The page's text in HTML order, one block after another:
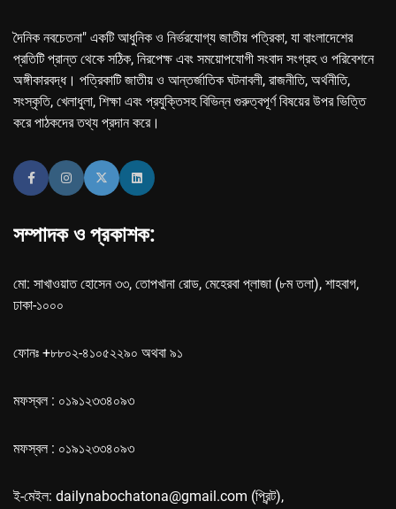
দৈনিক নবচেতনা" একটি আধুনিক ও নির্ভরযোগ্য জাতীয় পত্রিকা, যা বাংলাদেশের
প্রতিটি প্রান্ত থেকে সঠিক, নিরপেক্ষ এবং সময়োপযোগী সংবাদ সংগ্রহ ও পরিবেশনে
অঙ্গীকারবদ্ধ। পত্রিকাটি জাতীয় ও আন্তর্জাতিক ঘটনাবলী, রাজনীতি, অর্থনীতি,
সংস্কৃতি, খেলাধুলা, শিক্ষা এবং প্রযুক্তিসহ বিভিন্ন গুরুত্বপূর্ণ বিষয়ের উপর ভিত্তি
করে পাঠকদের তথ্য প্রদান করে।
সম্পাদক ও প্রকাশক:
মো: সাখাওয়াত হোসেন ৩৩, তোপখানা রোড, মেহেরবা প্লাজা (৮ম তলা), শাহবাগ,
ঢাকা-১০০০
ফোনঃ +৮৮০২-৪১০৫২২৯০ অথবা ৯১
মফস্বল : ০১৯১২৩৩৪০৯৩
মফস্বল : ০১৯১২৩৩৪০৯৩
ই-মেইল: dailynabochatona@gmail.com (প্রিন্ট),